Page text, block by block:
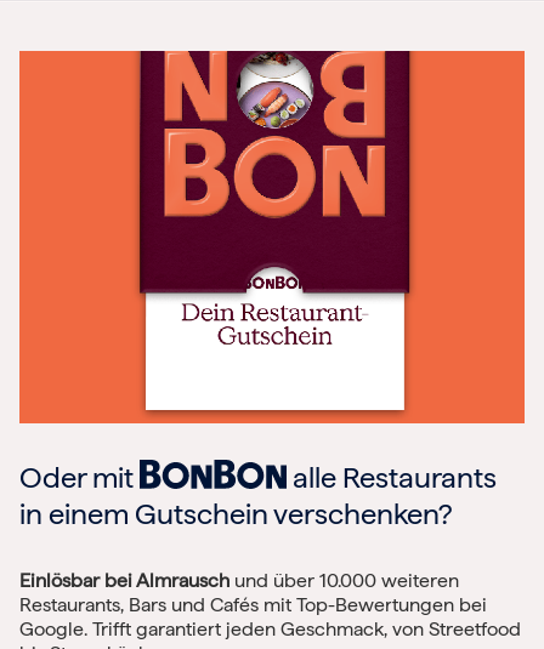
Oder mit
alle Restaurants
in einem Gutschein verschenken?
Einlösbar bei Almrausch und über 10.000 weiteren
Restaurants, Bars und Cafés mit Top-Bewertungen bei
Google. Trifft garantiert jeden Geschmack, von Streetfood